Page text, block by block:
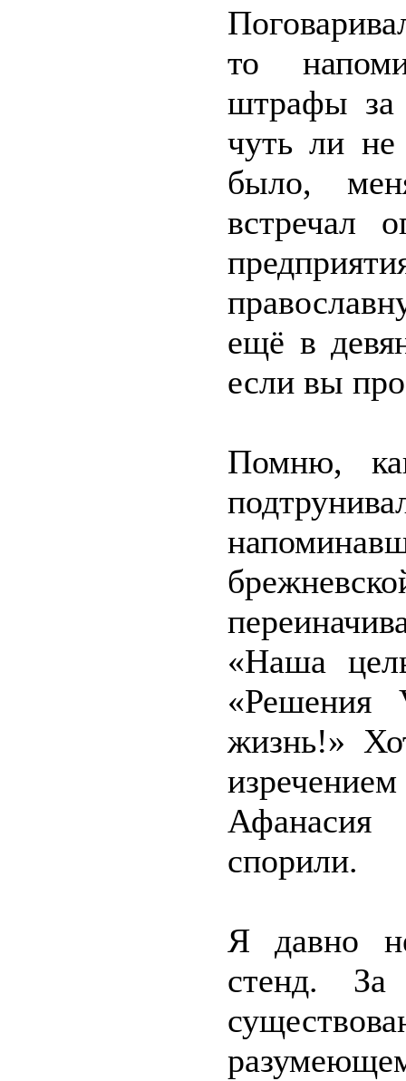
то
штрафы за
чуть ли
было,
встречал
ещё в
если вы
Помню,
«Наша
«Решения
жизнь!»
Афанасия
спорили.
Я давно
стенд.